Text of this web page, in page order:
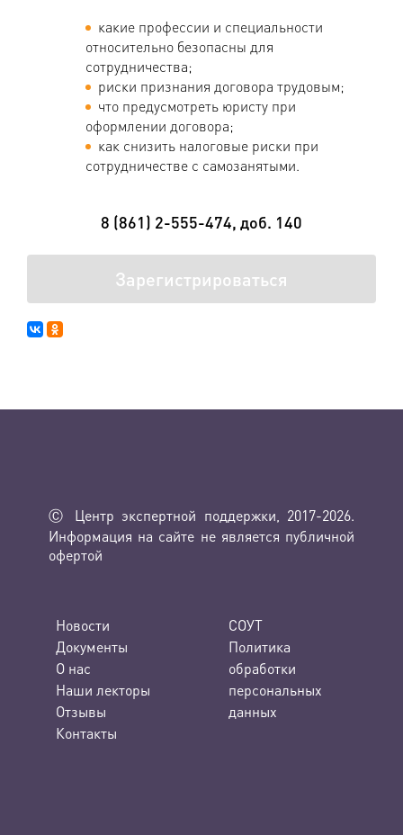
какие профессии и специальности
относительно безопасны для
сотрудничества;
риски признания договора трудовым;
что предусмотреть юристу при
оформлении договора;
как снизить налоговые риски при
сотрудничестве с самозанятыми.
8 (861) 2-555-474, доб. 140
Зарегистрироваться
Ⓒ Центр экспертной поддержки, 2017-2026.
Информация на сайте не является публичной
офертой
Новости
Документы
О нас
Наши лекторы
Отзывы
Контакты
СОУТ
Политика
обработки
персональных
данных